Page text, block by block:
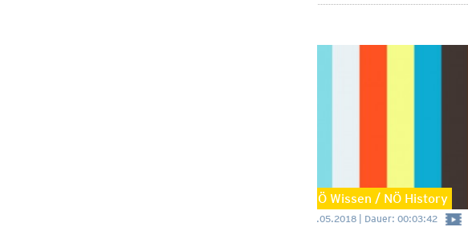
NÖ Wissen / NÖ History
28.05.2018 | Dauer: 00:03:42